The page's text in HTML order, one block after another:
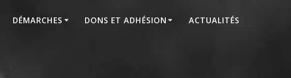
DÉMARCHES DONS ET ADHÉSION ACTUALITÉS